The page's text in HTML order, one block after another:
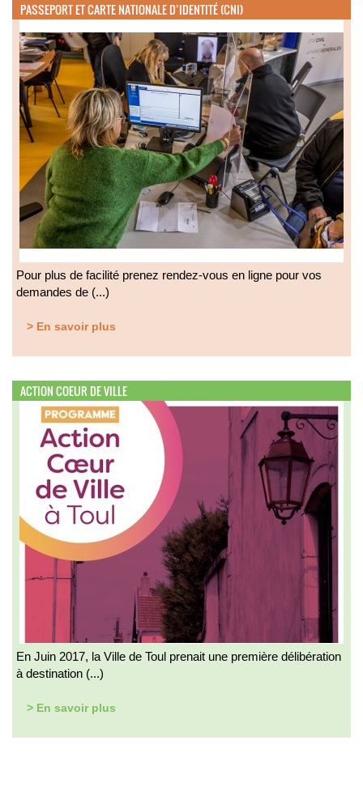
PASSEPORT ET CARTE NATIONALE D’IDENTITÉ (CNI)
Pour plus de facilité prenez rendez-vous en ligne pour vos
demandes de (...)
> En savoir plus
ACTION COEUR DE VILLE
En Juin 2017, la Ville de Toul prenait une première délibération
à destination (...)
> En savoir plus